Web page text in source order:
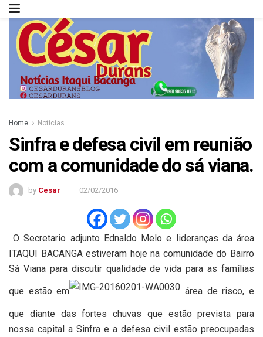
Home Notícias
Sinfra e defesa civil em reunião
com a comunidade do sá viana.
by Cesar 02/02/2016
O Secretario adjunto Ednaldo Melo e lideranças da área
ITAQUI BACANGA estiveram hoje na comunidade do Bairro
Sá Viana para discutir qualidade de vida para as famílias
que estão em
área de risco, e
que diante das fortes chuvas que estão prevista para
nossa capital a Sinfra e a defesa civil estão preocupadas